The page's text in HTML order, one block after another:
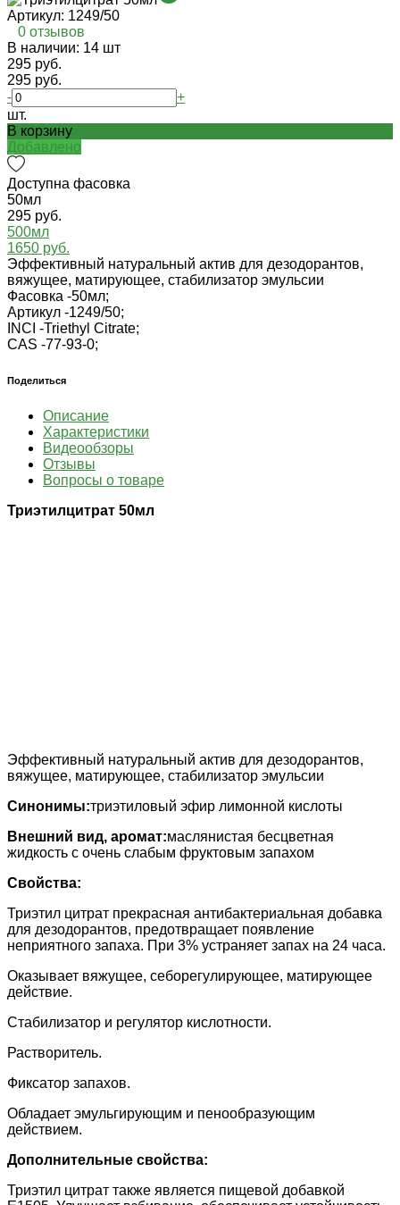
Артикул: 1249/50
0 отзывов
В наличии: 14 шт
295 руб.
295 руб.
-
+
шт.
В корзину
Добавлено
Доступна фасовка
50мл
295 руб.
500мл
1650 руб.
Эффективный натуральный актив для дезодорантов,
вяжущее, матирующее, стабилизатор эмульсии
Фасовка -50мл;
Артикул -1249/50;
INCI -Triethyl Citrate;
CAS -77-93-0;
Поделиться
Описание
Характеристики
Видеообзоры
Отзывы
Вопросы о товаре
Триэтилцитрат 50мл
Эффективный натуральный актив для дезодорантов,
вяжущее, матирующее, стабилизатор эмульсии
Синонимы:триэтиловый эфир лимонной кислоты
Внешний вид, аромат:маслянистая бесцветная
жидкость с очень слабым фруктовым запахом
Свойства:
Триэтил цитрат прекрасная антибактериальная добавка
для дезодорантов, предотвращает появление
неприятного запаха. При 3% устраняет запах на 24 часа.
Оказывает вяжущее, себорегулирующее, матирующее
действие.
Стабилизатор и регулятор кислотности.
Растворитель.
Фиксатор запахов.
Обладает эмульгирующим и пенообразующим
действием.
Дополнительные свойства:
Триэтил цитрат также является пищевой добавкой